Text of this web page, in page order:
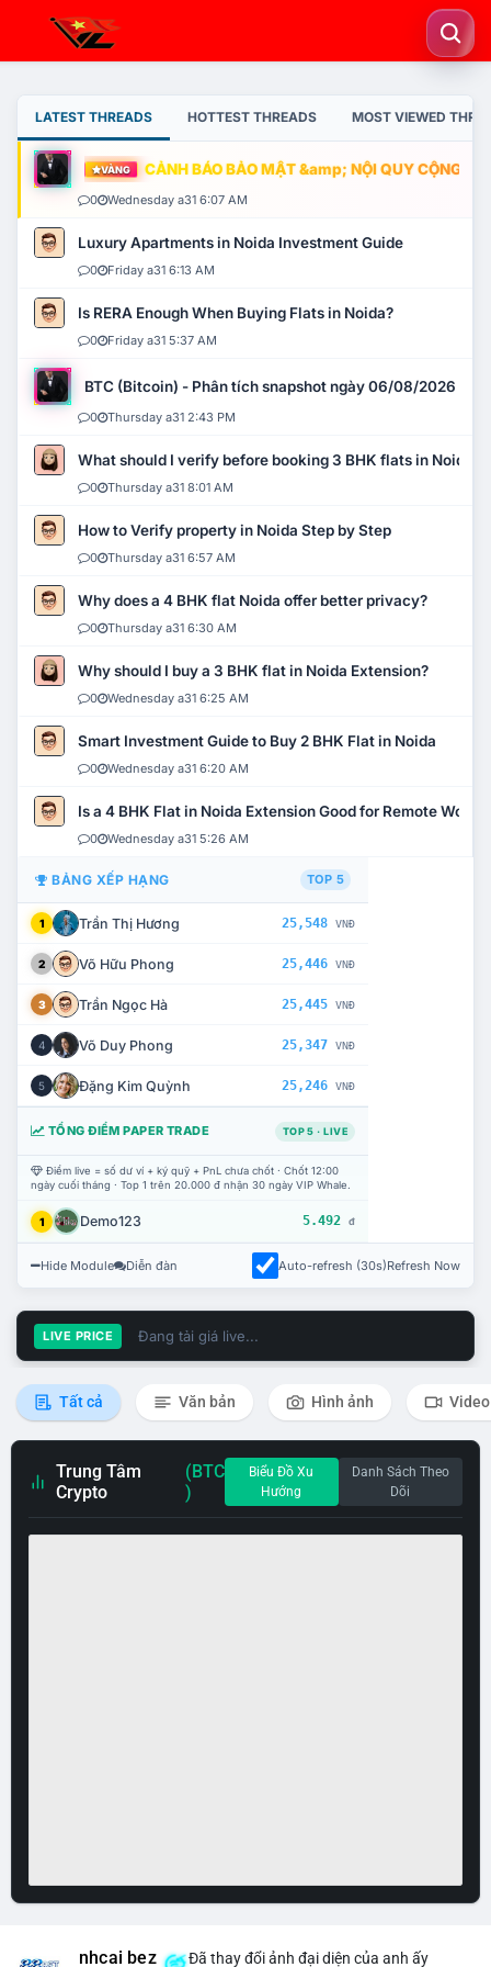
LATEST THREADS HOTTEST THREADS MOST VIEWED
VÀNG CẢNH BÁO BẢO MẬT &amp; NỘI QUY CỘNG
0 Wednesday a31 6:07 AM
Luxury Apartments in Noida Investment Guide
0 Friday a31 6:13 AM
Is RERA Enough When Buying Flats in Noida?
0 Friday a31 5:37 AM
BTC (Bitcoin) - Phân tích snapshot ngày 06/08/2026
0 Thursday a31 2:43 PM
What should I verify before booking 3 BHK flats in Noida?
0 Thursday a31 8:01 AM
How to Verify property in Noida Step by Step
0 Thursday a31 6:57 AM
Why does a 4 BHK flat Noida offer better privacy?
0 Thursday a31 6:30 AM
Why should I buy a 3 BHK flat in Noida Extension?
0 Wednesday a31 6:25 AM
Smart Investment Guide to Buy 2 BHK Flat in Noida
0 Wednesday a31 6:20 AM
Is a 4 BHK Flat in Noida Extension Good for Remote Work?
0 Wednesday a31 5:26 AM
BẢNG XẾP HẠNG TOP 5
1 Trần Thị Hương 25,548 VNĐ
2 Võ Hữu Phong 25,446 VNĐ
3 Trần Ngọc Hà 25,445 VNĐ
4 Võ Duy Phong 25,347 VNĐ
5 Đặng Kim Quỳnh 25,246 VNĐ
TỔNG ĐIỂM PAPER TRADE TOP 5 · LIVE
Điểm live = số dư ví + ký quỹ + PnL chưa chốt · Chốt 12:00
ngày cuối tháng · Top 1 trên 20.000 đ nhận 30 ngày VIP Whale.
1 Demo123 5.492 đ
Hide Module Diễn đàn Auto-refresh (30s)Refresh Now
LIVE PRICE Đang tải giá live...
Tất cả Văn bản Hình ảnh Video
Trung Tâm
Crypto
(BTC
)
Biểu Đồ Xu
Hướng
Danh Sách Theo
Dõi
nhcai bez Đã thay đổi ảnh đại diện của anh ấy